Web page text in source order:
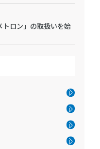
トロン」の取扱いを始